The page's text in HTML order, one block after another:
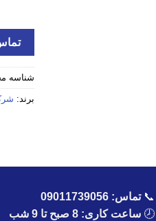
شناسه
برند:
📞تماس: 09011739056
🕗 ساعت کاری: 8 صبح تا 9 شب